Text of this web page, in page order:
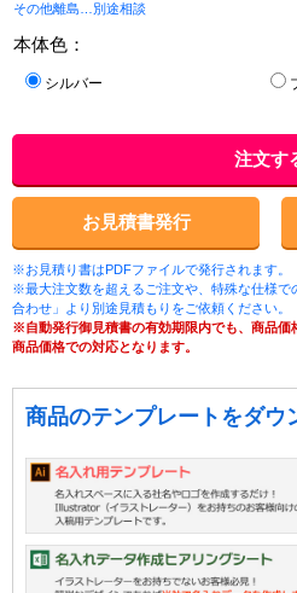
その他離島…別途相談
本体色：
シルバー
注文す
お見積書発行
※お見積り書はPDFファイルで発行されます。
※最大注文数を超えるご注文や、特殊な仕様で
合わせ」より別途見積もりをご依頼ください。
※自動発行御見積書の有効期限内でも、商品価
商品価格での対応となります。
商品のテンプレートをダウ